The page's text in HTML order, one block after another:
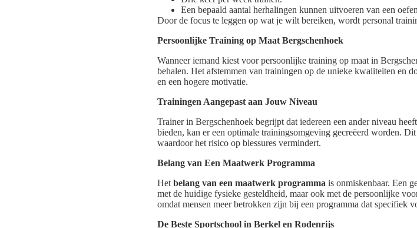
Een bepaald aantal herhalingen kunnen uitvoeren van een
Door de focus te leggen op wat je wilt bereiken, wordt personal
Persoonlijke Training op Maat Bergschenhoek
Wanneer iemand kiest voor persoonlijke training op maat in
behalen. Het afstemmen van trainingen op de unieke kwaliteiten en
en een hogere motivatie.
Trainingen Aangepast aan Jouw Niveau
Trainer in Bergschenhoek begrijpt dat iedereen een ander niveau
bieden, kan er een optimale trainingsomgeving gecreëerd worden.
waardoor het risico op blessures vermindert.
Belang van Een Maatwerk Programma
Het belang van een maatwerk programma is onmiskenbaar. Een
met de huidige fysieke gesteldheid, maar ook met de persoonlijke
omdat mensen meer betrokken zijn bij een programma dat specifiek
De Beste Sportschool in Berkel en Rodenrijs